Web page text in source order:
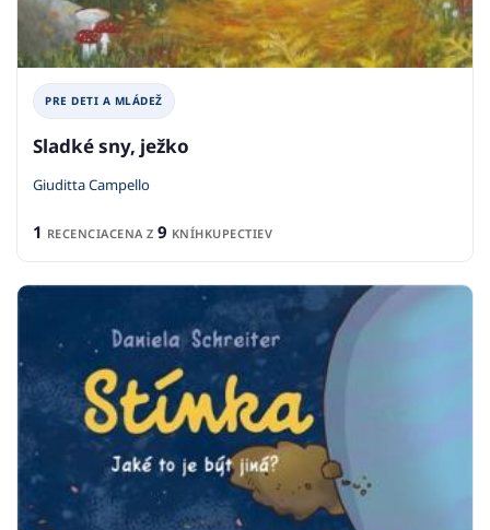
PRE DETI A MLÁDEŽ
Sladké sny, ježko
Giuditta Campello
1 RECENCIACENA Z 9 KNÍHKUPECTIEV